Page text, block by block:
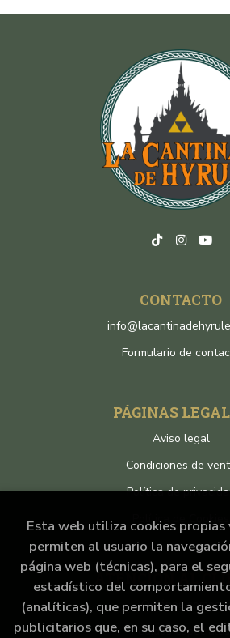
CONTACTO
Formulario de
PÁGINAS
Aviso legal
Condiciones de
Política de
Política de Cookies
ATENCIÓN AL
Quiénes somos
Pedidos especiales
Esta web utiliza cookies propias
permiten al usuario la
página web (técnicas), para el
estadístico del
(analíticas), que permiten la
publicitarios que, en su caso, el